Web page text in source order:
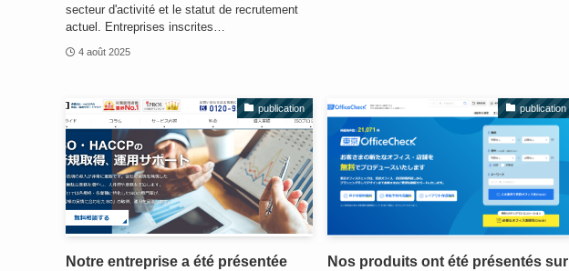
secteur d'activité et le statut de recrutement
actuel. Entreprises inscrites…
4 août 2025
publication
Notre entreprise a été présentée
publication
Nos produits ont été présentés sur